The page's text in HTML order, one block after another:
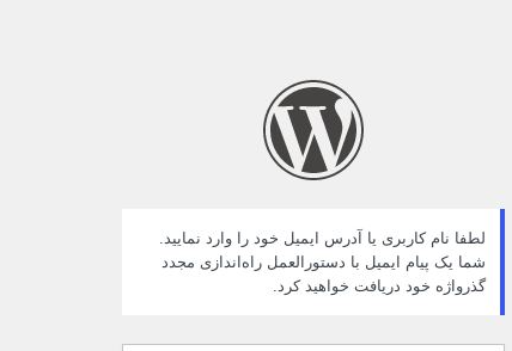
لطفا نام کاربری یا آدرس ایمیل خود را وارد نمایید.
شما یک پیام ایمیل با دستورالعمل راه‌اندازی مجدد
گذرواژه خود دریافت خواهید کرد.